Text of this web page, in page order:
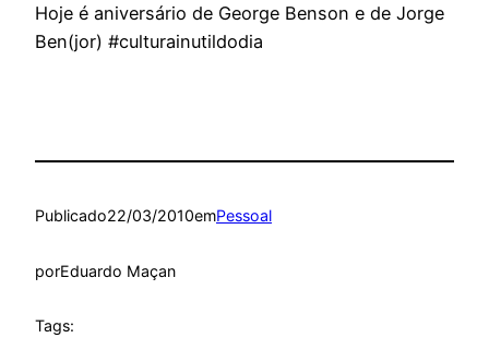
Hoje é aniversário de George Benson e de Jorge
Ben(jor) #culturainutildodia
Publicado22/03/2010emPessoal
porEduardo Maçan
Tags: